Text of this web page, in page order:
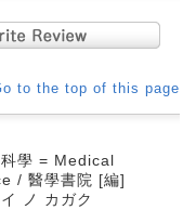
to the top of this page
學 = Medical
/ 醫學書院 [編]
ノ カガク